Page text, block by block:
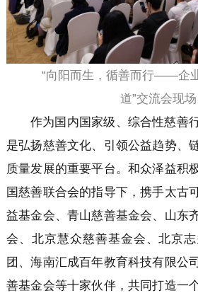
“向阳而生，循善而行——企
道”交流会现场
作为国内国家级、综合性慈善
是弘扬慈善文化、引领公益趋势、
质量发展的重要平台。和众泽益积
国慈善联合会的指导下，携手太古
益基金会、青山慈善基金会、山东
会、北京慧众慈善基金会、北京
团、海南汇成百年教育科技有限公
善基金会等十家伙伴，共同打造一